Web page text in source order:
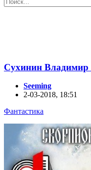
Сухинин Владимир
Seeming
2-03-2018, 18:51
Фантастика